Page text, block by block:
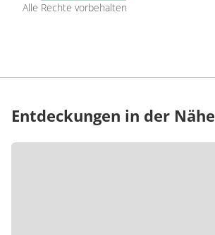
Alle Rechte vorbehalten
Entdeckungen in der Nähe